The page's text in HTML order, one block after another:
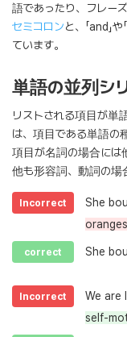
語であったり、フレー
セミコロンと、「and」や
ています。
単語の並列シ
リストされる項目が単
は、項目である単語の
項目が名詞の場合には
他も形容詞、動詞の場
Incorrect She
oranges
correct She
Incorrect We are
self-